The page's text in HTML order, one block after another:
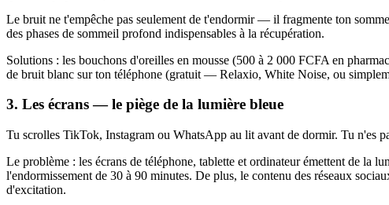
Le bruit ne t'empêche pas seulement de t'endormir — il fragmente ton
des phases de sommeil profond indispensables à la récupération.
Solutions : les bouchons d'oreilles en mousse (500 à 2 000 FCFA en
de bruit blanc sur ton téléphone (gratuit — Relaxio, White Noise, ou
3. Les écrans — le piège de la lumière bleue
Tu scrolles TikTok, Instagram ou WhatsApp au lit avant de dormir. Tu n'es
Le problème : les écrans de téléphone, tablette et ordinateur émettent de la
l'endormissement de 30 à 90 minutes. De plus, le contenu des réseaux
d'excitation.